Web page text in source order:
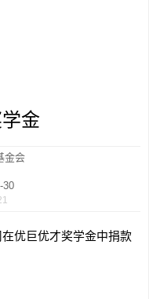
金
金会
30
优巨优才奖学金中捐款